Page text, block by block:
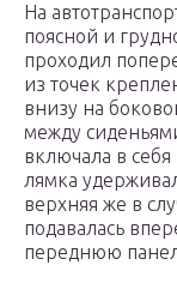
На
поясной и
проходил
из точек
внизу на
между
включала в себя
лямка
верхняя же в
подавалась
переднюю